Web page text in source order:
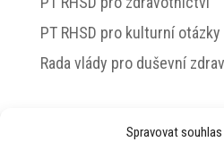
Spravovat
PT RHSD pro kulturní otázky
Rada vlády pro duševní